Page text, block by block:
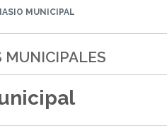
MUNICIPAL
MUNICIPALES